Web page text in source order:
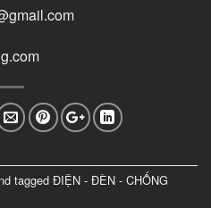
tagged ĐIỆN - ĐÈN - CHỐNG